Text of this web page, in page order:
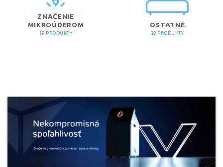
ZNAČENIE
MIKROÚDEROM
19 PRODUKTY
OSTATNÉ
20 PRODUKTY